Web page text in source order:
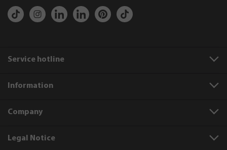
Service hotline
Information
Company
Legal Notice